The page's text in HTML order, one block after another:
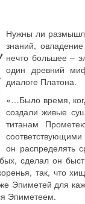
Нужны ли
знаний,
нечто большее –
один древний
диалоге Платона.
«…Было время,
создали живые
титанам
он распределять
сделал он
так, что
Эпиметей для
Эпиметеем.